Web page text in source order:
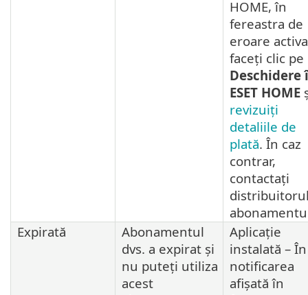
HOME, în
fereastra de
eroare
faceți clic pe
Deschidere
ESET HOME
revizuiți
detaliile de
plată. În caz
contrar,
contactați
Expirată
Abonamentul
dvs. a expirat și
nu puteți utiliza
acest
Aplicație
instalată – În
notificarea
afișată în